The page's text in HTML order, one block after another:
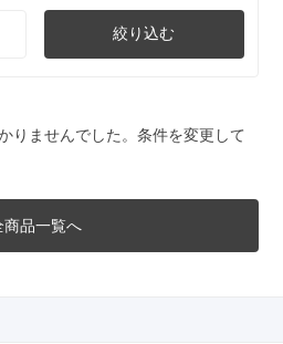
絞り込む
りませんでした。条件を変更して
商品一覧へ